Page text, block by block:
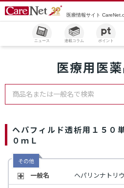
医療情報サイト
ニュース 連載コラム ポイント
医療用医
商品名または一般名で検索
ヘパフィルド透析用１５０
０ｍＬ
その他
一般名
ヘパリンナトリ